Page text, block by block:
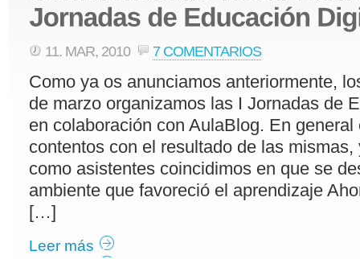
11. MAR, 2010 7 COMENTARIOS
Como ya os anunciamos anteriormente,
de marzo organizamos las I Jornadas de
en colaboración con AulaBlog. En general
contentos con el resultado de las
como asistentes coincidimos en que se
ambiente que favoreció el aprendizaje
[…]
Leer más